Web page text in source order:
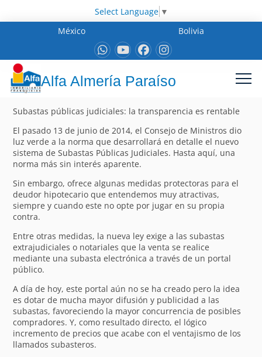
Select Language ▼
México
Bolivia
Alfa Almería Paraíso
Subastas públicas judiciales: la transparencia es rentable
El pasado 13 de junio de 2014, el Consejo de Ministros dio
luz verde a la norma que desarrollará en detalle el nuevo
sistema de Subastas Públicas Judiciales. Hasta aquí, una
norma más sin interés aparente.
Sin embargo, ofrece algunas medidas protectoras para el
deudor hipotecario que entendemos muy atractivas,
siempre y cuando este no opte por jugar en su propia
contra.
Entre otras medidas, la nueva ley exige a las subastas
extrajudiciales o notariales que la venta se realice
mediante una subasta electrónica a través de un portal
público.
A día de hoy, este portal aún no se ha creado pero la idea
es dotar de mucha mayor difusión y publicidad a las
subastas, favoreciendo la mayor concurrencia de posibles
compradores. Y, como resultado directo, el lógico
incremento de precios que acabe con el ventajismo de los
llamados subasteros.